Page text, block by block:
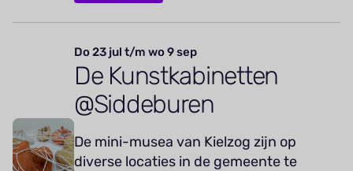
Do 23 jul t/m wo 9 sep
De Kunstkabinetten
@Siddeburen
De mini-musea van Kielzog zijn op
diverse locaties in de gemeente te